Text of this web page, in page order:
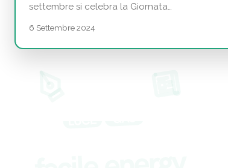
settembre si celebra la Giornata…
6 Settembre 2024